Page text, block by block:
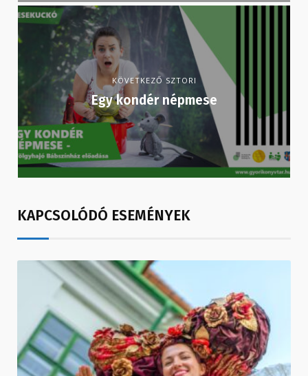
KÖVETKEZŐ SZTORI
Egy kondér népmese
KAPCSOLÓDÓ ESEMÉNYEK